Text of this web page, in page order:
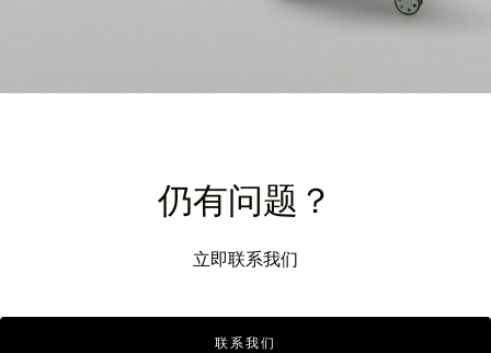
仍有问题？
立即联系我们
联系我们